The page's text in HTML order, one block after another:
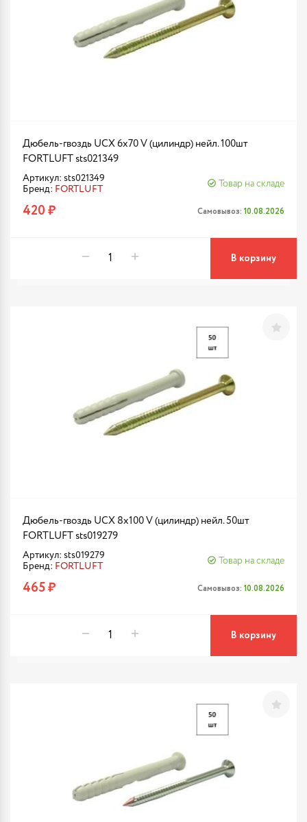
Дюбель-гвоздь UCX 6х70 V (цилиндр) нейл. 100шт
FORTLUFT sts021349
Артикул: sts021349
Бренд: FORTLUFT
Товар на складе
420 ₽ Самовывоз: 10.08.2026
В корзину
Дюбель-гвоздь UCX 8х100 V (цилиндр) нейл. 50шт
FORTLUFT sts019279
Артикул: sts019279
Бренд: FORTLUFT
Товар на складе
465 ₽ Самовывоз: 10.08.2026
В корзину